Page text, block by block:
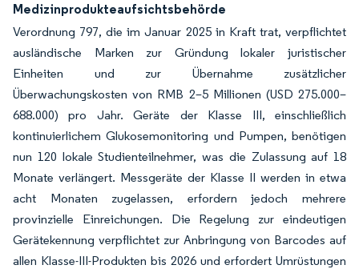
Medizinprodukteaufsichtsbehörde
Verordnung 797, die im Januar 2025 in Kraft trat, verpflichtet
ausländische Marken zur Gründung lokaler juristischer
Einheiten und zur Übernahme zusätzlicher
Überwachungskosten von RMB 2–5 Millionen (USD 275.000–
688.000) pro Jahr. Geräte der Klasse III, einschließlich
kontinuierlichem Glukosemonitoring und Pumpen, benötigen
nun 120 lokale Studienteilnehmer, was die Zulassung auf 18
Monate verlängert. Messgeräte der Klasse II werden in etwa
acht Monaten zugelassen, erfordern jedoch mehrere
provinzielle Einreichungen. Die Regelung zur eindeutigen
Gerätekennung verpflichtet zur Anbringung von Barcodes auf
allen Klasse-III-Produkten bis 2026 und erfordert Umrüstungen